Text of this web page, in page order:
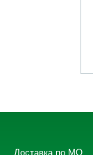
Доставка по МО